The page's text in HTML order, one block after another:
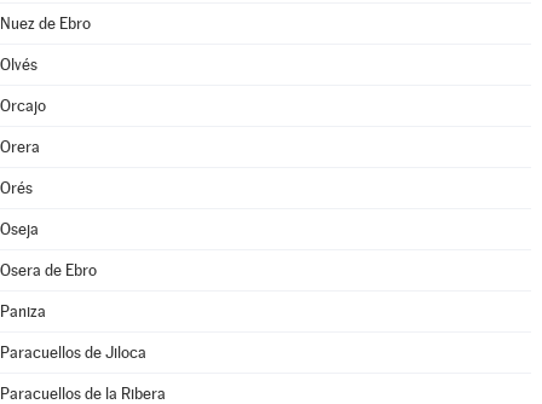
Nuez de Ebro
Olvés
Orcajo
Orera
Orés
Oseja
Osera de Ebro
Paniza
Paracuellos de Jiloca
Paracuellos de la Ribera